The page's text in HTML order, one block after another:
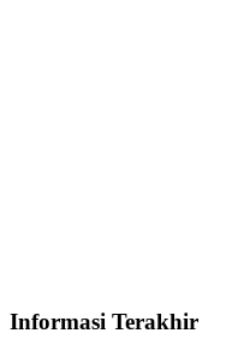
Informasi Terakhir